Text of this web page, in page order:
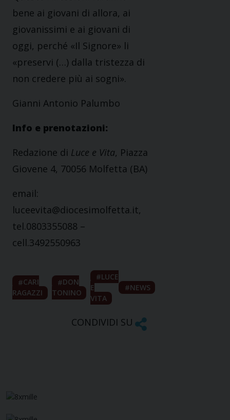
bene ai giovani di allora, ai
giovanissimi e ai giovani di
oggi, perché «Il Signore» li
«preservi (…) dalla tristezza di
non credere più ai sogni».
Gianni Antonio Palumbo
Info e prenotazioni:
Redazione di Luce e Vita, Piazza
Giovene 4, 70056 Molfetta (BA)
email:
luceevita@diocesimolfetta.it,
tel.0803355088 –
cell.3492550963
CARI
RAGAZZI
DON
TONINO
LUCE
E
VITA
NEWS
CONDIVIDI SU